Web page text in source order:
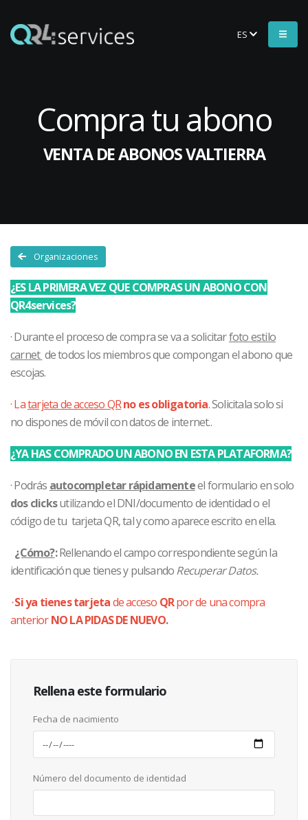
ES
Compra tu abono
VENTA DE ABONOS VALTIERRA
Organizaciones
¿ES LA PRIMERA VEZ QUE COMPRAS UN ABONO CON
QR4services?
· Durante el proceso de compra se va a solicitarfoto estilo
carnet de todos los miembros que compongan el abono que
escojas.
· Latarjeta de acceso QRno es obligatoria. Solicitala solo si
no dispones de móvil con datos de internet..
¿YA HAS COMPRADO UN ABONO EN ESTA PLATAFORMA?
· Podrás autocompletar rápidamenteel formulario en solo
dos clicksutilizando el DNI/documento de identidad o el
código de tu tarjeta QR, tal y como aparece escrito en ella.
¿Cómo?:Rellenando el campo correspondiente según la
identificación que tienes y pulsandoRecuperar Datos.
·Si ya tienes tarjetade acceso QRpor de una compra
anteriorNO LA PIDAS DE NUEVO.
Rellena este formulario
Fecha de nacimiento
Número del documento de identidad